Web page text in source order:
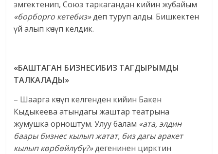
эмгектенип, Союз таркагандан кийин жубайым
«борборго кетебиз»деп туруп алды. Бишкектен
үй алып көчүп келдик.
«БАШТАГАН БИЗНЕСИБИЗ ТАГДЫРЫМДЫ
ТАЛКАЛАДЫ»
– Шаарга көчүп келгенден кийин Бакен
Кыдыкеева атындагы жаштар театрына
жумушка орноштум. Улуу балам «ата, элдин
баары бизнес кылып жатат, биз дагы аракет
кылып көрбөйлүбү?»дегенинен цирктин